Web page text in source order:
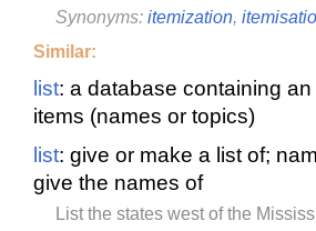
Synonyms: itemization,
Similar:
list: a database containing
items (names or topics)
list: give or make a list of;
give the names of
List the states west of the